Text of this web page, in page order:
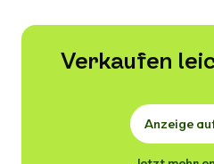
Verkaufen
Anzeige